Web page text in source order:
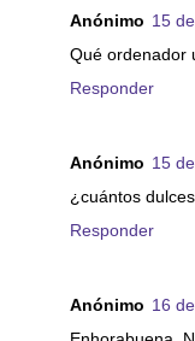
Anónimo 15
Qué ordenador
Responder
Anónimo 15
¿cuántos
Responder
Anónimo 16